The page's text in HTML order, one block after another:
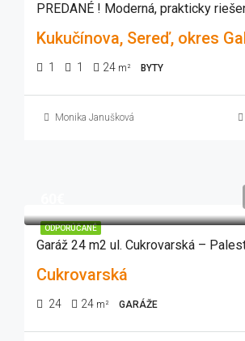
1 1 24 m² BYTY
Monika Janušková
ODPORÚČANÉ
Garáž 24 m2 ul. Cukrovarská –
Cukrovarská
24 24 m² GARÁŽE